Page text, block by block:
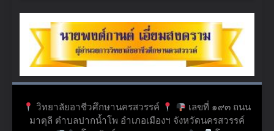
วิทยาลัยอาชีวศึกษานครสวรรค์
เลขที่ ๑๙๓ ถนน
มาตุลี ตำบลปากน้ำโพ อำเภอเมืองฯ จังหวัดนครสวรรค์